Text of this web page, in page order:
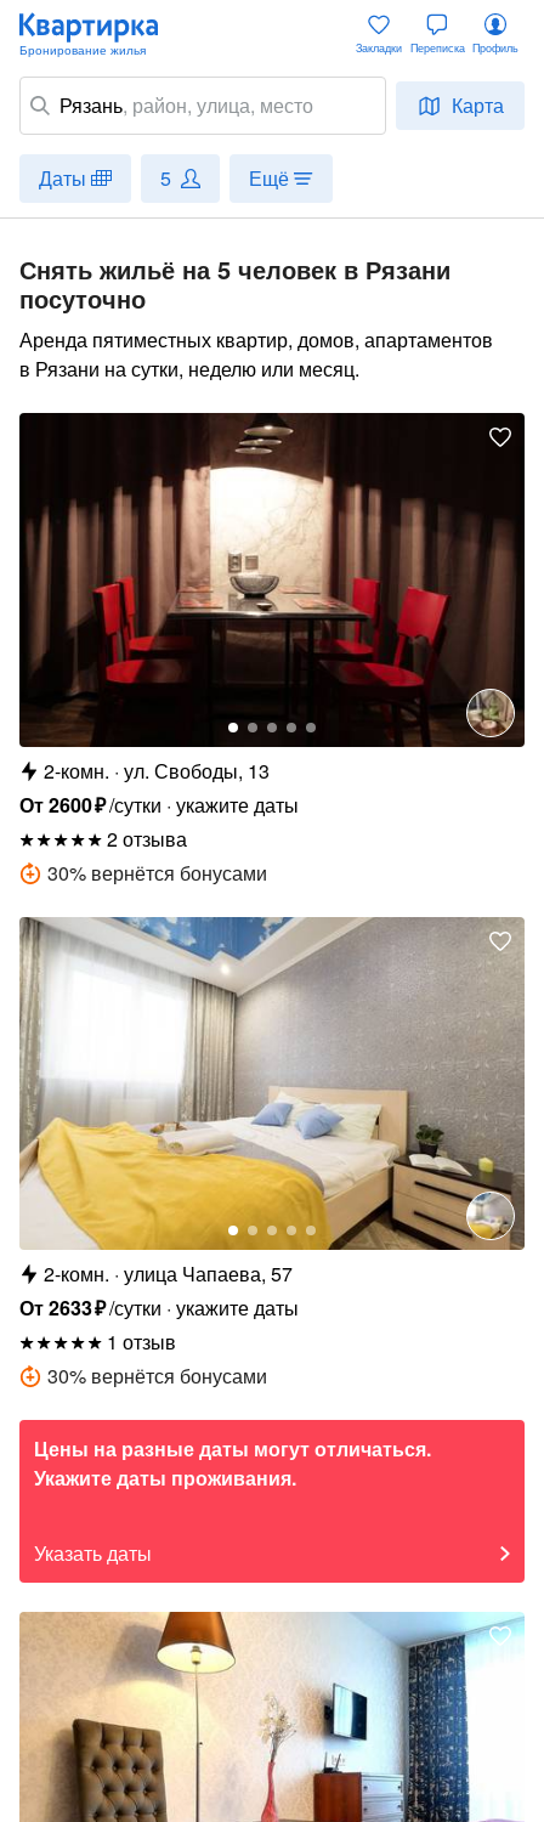
Рязань, район, улица, место Карта
Закладки Переписка Профиль
Даты 5 Ещё
Снять жильё на 5 человек в Рязани
посуточно
Аренда пятиместных квартир, домов, апартаментов
в Рязани на сутки, неделю или месяц.
2-комн. ул. Свободы, 13
От2600₽/сутки укажите даты
2 отзыва
30% вернётся бонусами
2-комн. улица Чапаева, 57
От2633₽/сутки укажите даты
1 отзыв
30% вернётся бонусами
Цены на разные даты могут отличаться.
Укажите даты проживания.
Указать даты